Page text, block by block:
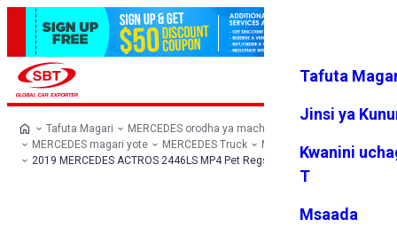
Vipendw
Menyu
Tafuta
Jinsi ya
Kwanini
T
Msaada
Tafuta Magari
MERCEDES orodha ya machaguo
MERCEDES magari yote
MERCEDES Truck
MERCEDES ACTROS
2019 MERCEDES ACTROS 2446LS MP4 Pet Regs 6x2 Tractor Unit 10.7